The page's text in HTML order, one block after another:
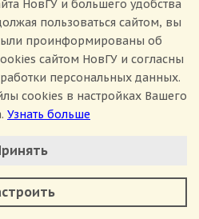
Партнёрам
Задать вопрос
41, каб.
20-44
НовГУ и большего удобства
пользоваться сайтом, вы
проинформированы об
сайтом НовГУ и согласны
персональных данных.
cookies в настройках Вашего
Узнать больше
Функциональные